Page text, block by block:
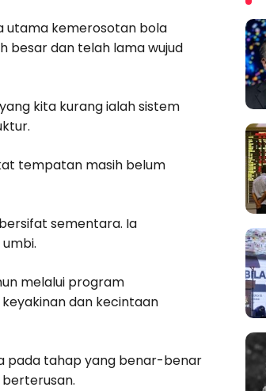
utama kemerosotan bola
besar dan telah lama wujud
kita kurang ialah sistem
tempatan masih belum
sementara. Ia
melalui program
dan kecintaan
pada tahap yang benar-benar